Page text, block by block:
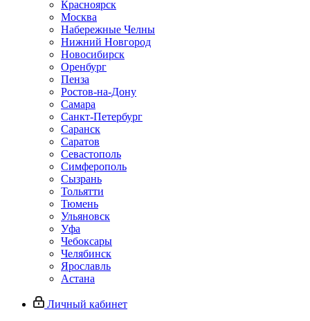
Красноярск
Москва
Набережные Челны
Нижний Новгород
Новосибирск
Оренбург
Пенза
Ростов-на-Дону
Самара
Санкт-Петербург
Саранск
Саратов
Севастополь
Симферополь
Сызрань
Тольятти
Тюмень
Ульяновск
Уфа
Чебоксары
Челябинск
Ярославль
Астана
Личный кабинет